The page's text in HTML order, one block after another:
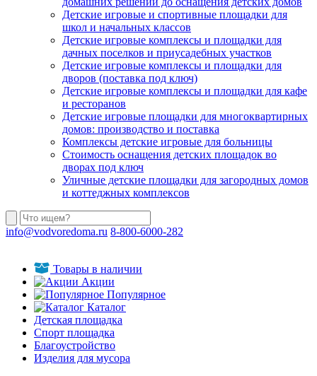
Детские игровые и спортивные площадки для
школ и начальных классов
Детские игровые комплексы и площадки для
дачных поселков и приусадебных участков
Детские игровые комплексы и площадки для
дворов (поставка под ключ)
Детские игровые комплексы и площадки для кафе
и ресторанов
Детские игровые площадки для многоквартирных
домов: производство и поставка
Комплексы детские игровые для больницы
Стоимость оснащения детских площадок во
дворах под ключ
Уличные детские площадки для загородных домов
и коттеджных комплексов
info@vodvoredoma.ru 8-800-6000-282
Товары в наличии
Акции
Популярное
Каталог
Детская площадка
Спорт площадка
Благоустройство
Изделия для мусора